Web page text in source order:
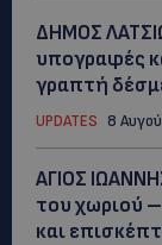
ΔΗΜΟΣ
υπογραφές
γραπτή
UPDATES 8
ΑΓΙΟΣ
του χωριού
και